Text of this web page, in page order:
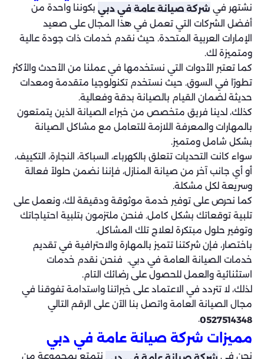
نشتهر في شركة صيانة عامة في دبي بكوننا واحدة من
أفضل الشركات التي تعمل في هذا المجال على صعيد
الإمارات العربية المتحدة. حيث نقدم خدمات ذات جودة عالية
ومتميزة لك.
كما تعتبر الأدوات التي نستخدمها في عملنا من الأحدث والأكثر
تطورًا في السوق. حيث نستخدم تكنولوجيا متقدمة ومعدات
حديثة لضمان القيام بالصيانة بدقة وفعالية.
كذلك، لدينا فريق متخصص من خبراء الصيانة الذين يتمتعون
بالمهارات والمعرفة اللازمة للتعامل مع مشاكل الصيانة
بشكل شامل ومتميز.
سواء كانت التحديات تتعلق بالكهرباء، السباكة، النجارة، التكييف،
أو أي جانب آخر من صيانة المنازل، فإننا نضمن حلولاً فعالة
وسريعة لكل مشكلة.
كما نحرص على توفير خدمة موثوقة ودقيقة لك، ونعمل على
تلبية توقعاتك بشكل كامل. فنحن ملتزمون بتلبية احتياجاتك
وتوفير حلول مبتكرة لعلاج تلك المشاكل.
باختصار، فإن شركتنا تتميز بالمهارة والاحترافية في تقديم
خدمات الصيانة العامة في دبي. فنحن نقدم خدمات
استثنائية والعمل للحصول على رضائك التام.
لذلك، لا تتردد في الاعتماد على خبراتنا واستدامة تفوقنا في
مجال الصيانة العامة واتصل بنا الآن على الرقم التالي
0527514348
.
مميزات شركة صيانة عامة في دبي
نحن في
نتمتع بمجموعة من